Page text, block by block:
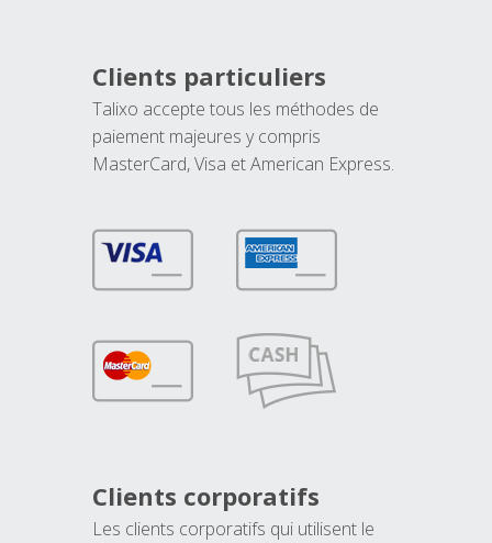
Clients particuliers
Talixo accepte tous les méthodes de
paiement majeures y compris
MasterCard, Visa et American Express.
Clients corporatifs
Les clients corporatifs qui utilisent le